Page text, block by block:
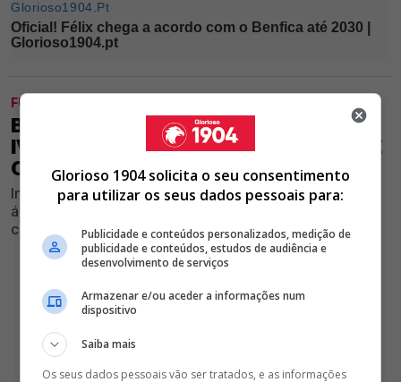
FUTEBOL
BENFICA E HULL CITY ACERTAM
IVANOVIC: QUAIS OS MOLDES E O QUE
CONVENCEU O JOGADOR
Ingleses estão em negociações avançadas com as
águias e a transferência do avançado croata e já se
conhecem novos detalhes do dossiê
Glorioso 1904 solicita o seu consentimento
para utilizar os seus dados pessoais para:
Publicidade e conteúdos personalizados, medição de
publicidade e conteúdos, estudos de audiência e
desenvolvimento de serviços
Armazenar e/ou aceder a informações num
dispositivo
Saiba mais
Os seus dados pessoais vão ser tratados, e as informações